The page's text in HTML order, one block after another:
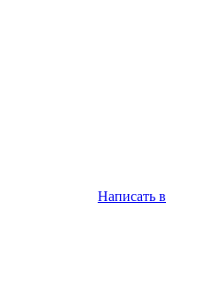
Написать в